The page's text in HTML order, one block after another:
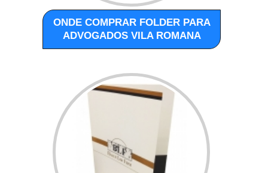
ONDE COMPRAR FOLDER PARA
ADVOGADOS VILA ROMANA